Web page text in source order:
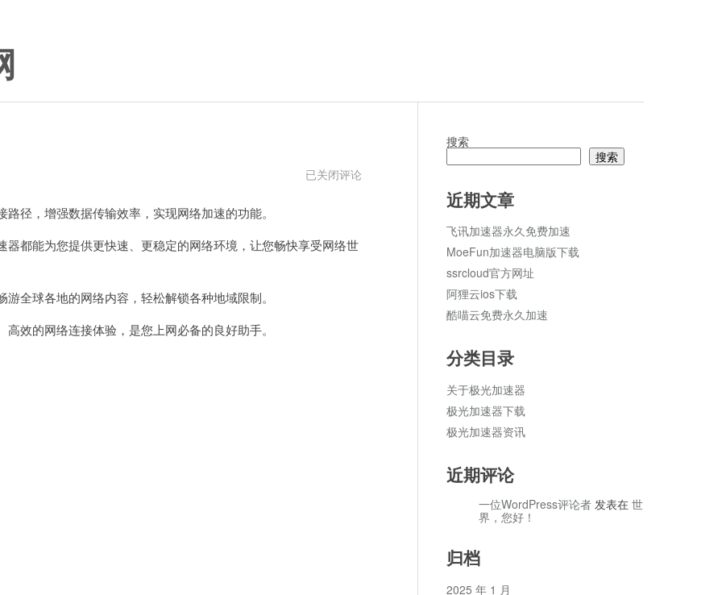
v2
方
网
已关闭评论
，增强数据传输效率，实现网络加速的功能。
能为您提供更快速、更稳定的网络环境，让您畅快享受网络世
球各地的网络内容，轻松解锁各种地域限制。
的网络连接体验，是您上网必备的良好助手。
搜索
搜索
近期文章
飞讯加速器永久免费加速
MoeFun加速器电脑版下载
ssrcloud官方网址
阿狸云ios下载
酷喵云免费永久加速
分类目录
关于极光加速器
极光加速器下载
极光加速器资讯
近期评论
一位WordPress评论者 发表在 世
界，您好！
归档
2025 年 1 月